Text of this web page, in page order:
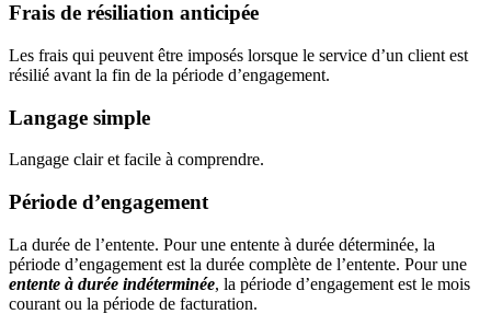
Frais de résiliation anticipée
Les frais qui peuvent être imposés lorsque le service d’un client est
résilié avant la fin de la période d’engagement.
Langage simple
Langage clair et facile à comprendre.
Période d’engagement
La durée de l’entente. Pour une entente à durée déterminée, la
période d’engagement est la durée complète de l’entente. Pour une
entente à durée indéterminée, la période d’engagement est le mois
courant ou la période de facturation.